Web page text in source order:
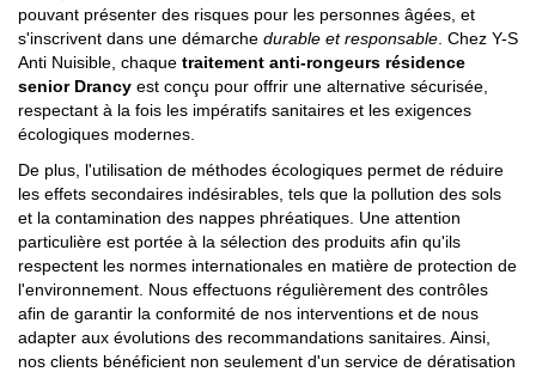
pouvant présenter des risques pour les personnes âgées, et
s'inscrivent dans une démarche durable et responsable. Chez Y-S
Anti Nuisible, chaque traitement anti-rongeurs résidence
senior Drancy est conçu pour offrir une alternative sécurisée,
respectant à la fois les impératifs sanitaires et les exigences
écologiques modernes.
De plus, l'utilisation de méthodes écologiques permet de réduire
les effets secondaires indésirables, tels que la pollution des sols
et la contamination des nappes phréatiques. Une attention
particulière est portée à la sélection des produits afin qu'ils
respectent les normes internationales en matière de protection de
l'environnement. Nous effectuons régulièrement des contrôles
afin de garantir la conformité de nos interventions et de nous
adapter aux évolutions des recommandations sanitaires. Ainsi,
nos clients bénéficient non seulement d'un service de dératisation